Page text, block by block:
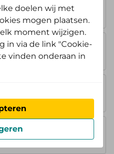
doelen wij met
mogen plaatsen.
moment wijzigen.
in via de link "Cookie-
vinden onderaan in